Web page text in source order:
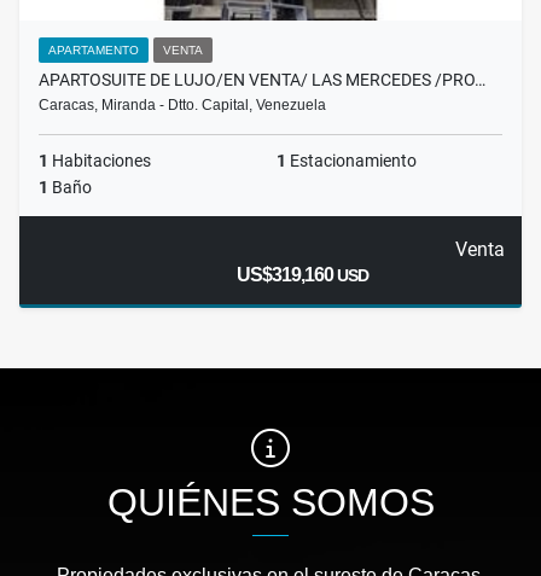
APARTAMENTO VENTA
APARTOSUITE DE LUJO/EN VENTA/ LAS MERCEDES /PRO…
Caracas, Miranda - Dtto. Capital, Venezuela
1 Habitaciones 1 Estacionamiento
1 Baño
Venta
US$319,160USD
QUIÉNES SOMOS